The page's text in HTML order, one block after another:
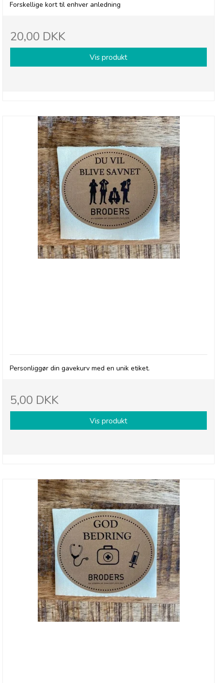
Forskellige kort til enhver anledning
20,00 DKK
Vis produkt
Personliggør din gavekurv med en unik etiket.
5,00 DKK
Vis produkt